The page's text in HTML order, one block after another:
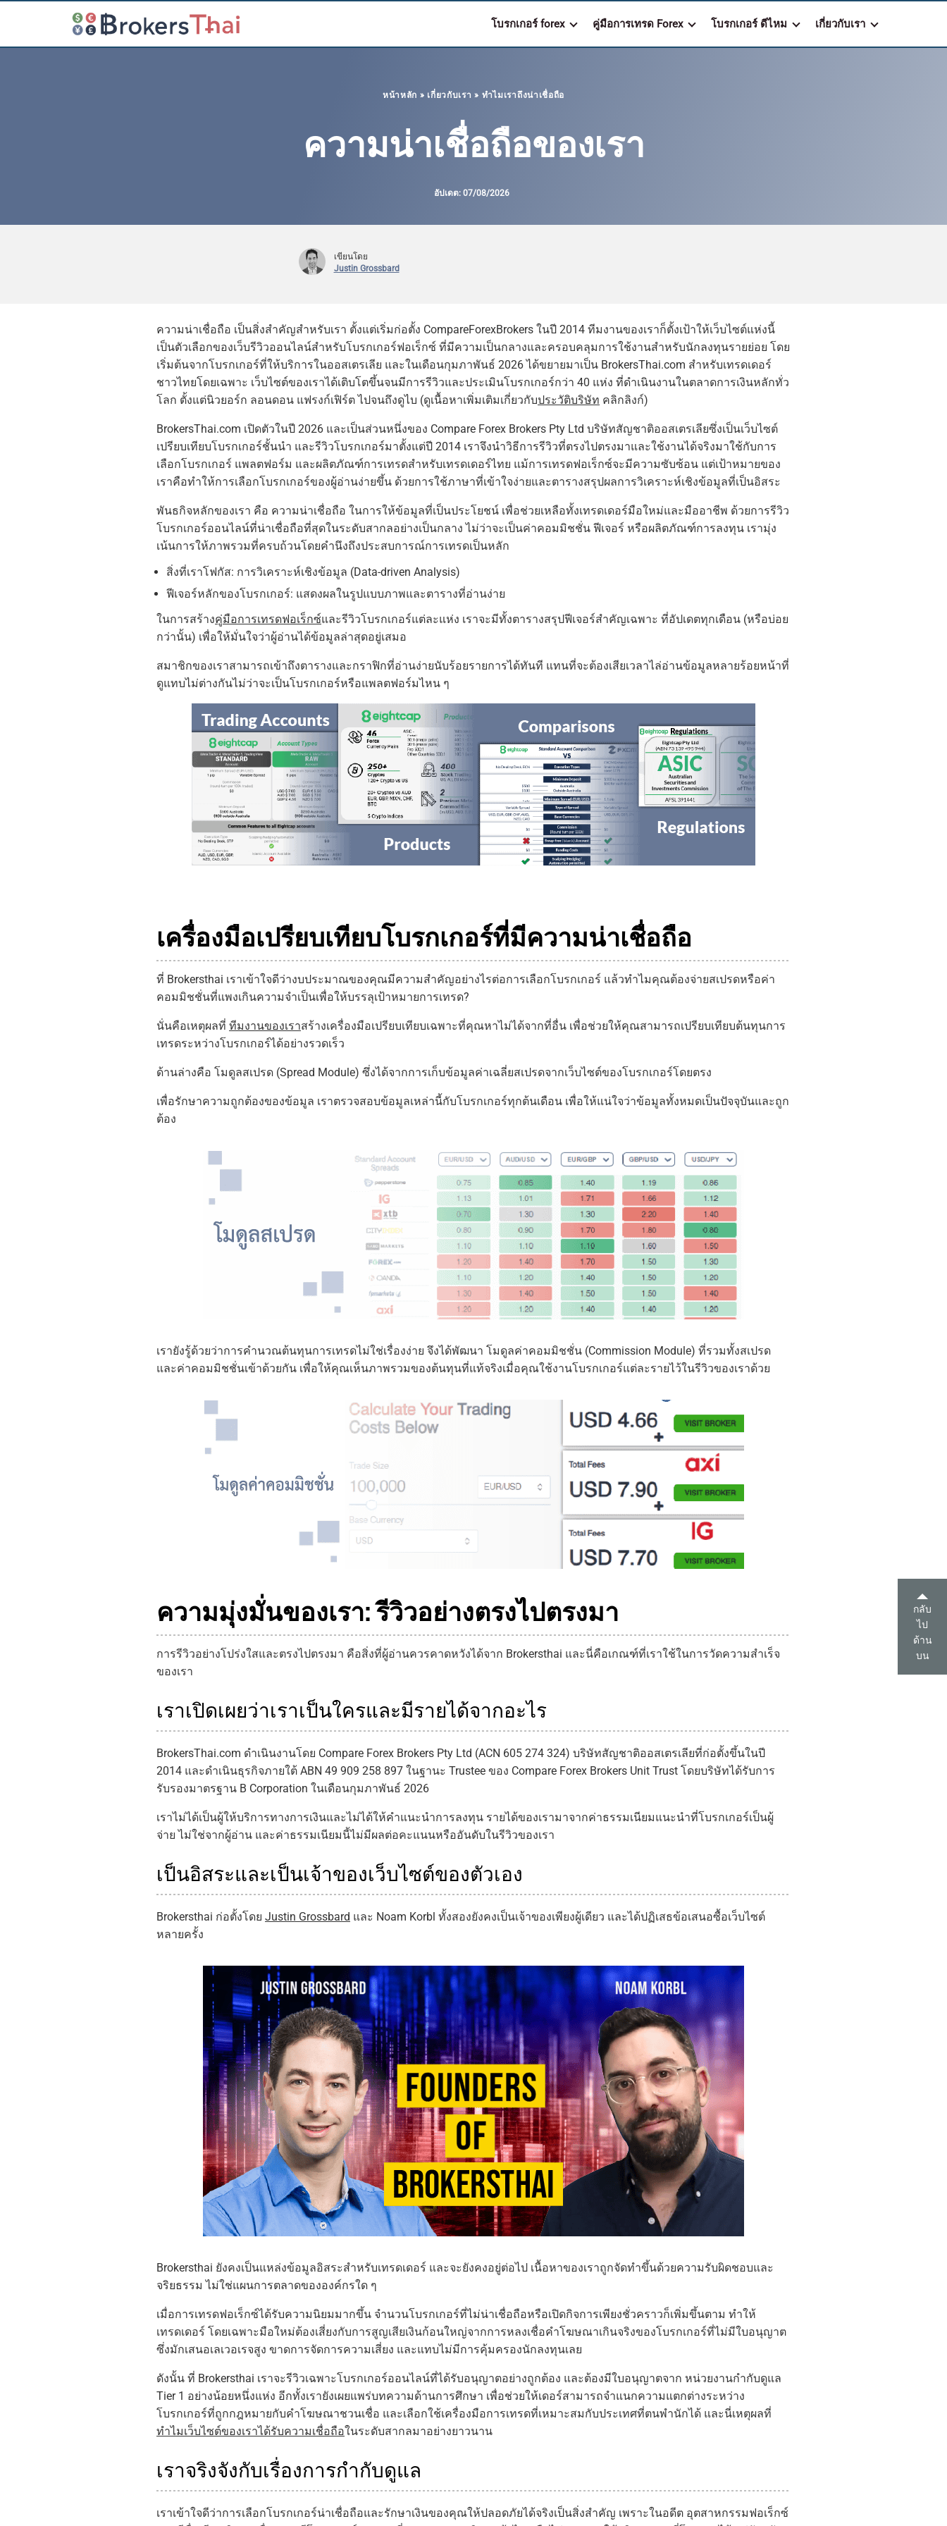
โบรกเกอร์ forex คู่มือการเทรด Forex โบรกเกอร์ ดีไหม เกี่ยวกับเรา
หน้าหลัก » เกี่ยวกับเรา » ทำไมเราถึงน่าเชื่อถือ
ความน่าเชื่อถือของเรา
อัปเดต: 07/08/2026
เขียนโดย
Justin Grossbard
ความน่าเชื่อถือ เป็นสิ่งสำคัญสำหรับเรา ตั้งแต่เริ่มก่อตั้ง CompareForexBrokers ในปี 2014 ทีมงานของเราก็ตั้งเป้าให้เว็บไซต์แห่งนี้
เป็นตัวเลือกของเว็บรีวิวออนไลน์สำหรับโบรกเกอร์ฟอเร็กซ์ ที่มีความเป็นกลางและครอบคลุมการใช้งานสำหรับนักลงทุนรายย่อย โดย
เริ่มต้นจากโบรกเกอร์ที่ให้บริการในออสเตรเลีย และในเดือนกุมภาพันธ์ 2026 ได้ขยายมาเป็น BrokersThai.com สำหรับเทรดเดอร์
ชาวไทยโดยเฉพาะ เว็บไซต์ของเราได้เติบโตขึ้นจนมีการรีวิวและประเมินโบรกเกอร์กว่า 40 แห่ง ที่ดำเนินงานในตลาดการเงินหลักทั่ว
โลก ตั้งแต่นิวยอร์ก ลอนดอน แฟรงก์เฟิร์ต ไปจนถึงดูไบ (ดูเนื้อหาเพิ่มเติมเกี่ยวกับประวัติบริษัท คลิกลิงก์)
BrokersThai.com เปิดตัวในปี 2026 และเป็นส่วนหนึ่งของ Compare Forex Brokers Pty Ltd บริษัทสัญชาติออสเตรเลียซึ่งเป็นเว็บไซต์
เปรียบเทียบโบรกเกอร์ชั้นนำ และรีวิวโบรกเกอร์มาตั้งแต่ปี 2014 เราจึงนำวิธีการรีวิวที่ตรงไปตรงมาและใช้งานได้จริงมาใช้กับการ
เลือกโบรกเกอร์ แพลตฟอร์ม และผลิตภัณฑ์การเทรดสำหรับเทรดเดอร์ไทย แม้การเทรดฟอเร็กซ์จะมีความซับซ้อน แต่เป้าหมายของ
เราคือทำให้การเลือกโบรกเกอร์ของผู้อ่านง่ายขึ้น ด้วยการใช้ภาษาที่เข้าใจง่ายและตารางสรุปผลการวิเคราะห์เชิงข้อมูลที่เป็นอิสระ
พันธกิจหลักของเรา คือ ความน่าเชื่อถือ ในการให้ข้อมูลที่เป็นประโยชน์ เพื่อช่วยเหลือทั้งเทรดเดอร์มือใหม่และมืออาชีพ ด้วยการรีวิว
โบรกเกอร์ออนไลน์ที่น่าเชื่อถือที่สุดในระดับสากลอย่างเป็นกลาง ไม่ว่าจะเป็นค่าคอมมิชชั่น ฟีเจอร์ หรือผลิตภัณฑ์การลงทุน เรามุ่ง
เน้นการให้ภาพรวมที่ครบถ้วนโดยคำนึงถึงประสบการณ์การเทรดเป็นหลัก
สิ่งที่เราโฟกัส: การวิเคราะห์เชิงข้อมูล (Data-driven Analysis)
ฟีเจอร์หลักของโบรกเกอร์: แสดงผลในรูปแบบภาพและตารางที่อ่านง่าย
ในการสร้างคู่มือการเทรดฟอเร็กซ์และรีวิวโบรกเกอร์แต่ละแห่ง เราจะมีทั้งตารางสรุปฟีเจอร์สำคัญเฉพาะ ที่อัปเดตทุกเดือน (หรือบ่อย
กว่านั้น) เพื่อให้มั่นใจว่าผู้อ่านได้ข้อมูลล่าสุดอยู่เสมอ
สมาชิกของเราสามารถเข้าถึงตารางและกราฟิกที่อ่านง่ายนับร้อยรายการได้ทันที แทนที่จะต้องเสียเวลาไล่อ่านข้อมูลหลายร้อยหน้าที่
ดูแทบไม่ต่างกันไม่ว่าจะเป็นโบรกเกอร์หรือแพลตฟอร์มไหน ๆ
เครื่องมือเปรียบเทียบโบรกเกอร์ที่มีความน่าเชื่อถือ
ที่ Brokersthai เราเข้าใจดีว่างบประมาณของคุณมีความสำคัญอย่างไรต่อการเลือกโบรกเกอร์ แล้วทำไมคุณต้องจ่ายสเปรดหรือค่า
คอมมิชชั่นที่แพงเกินความจำเป็นเพื่อให้บรรลุเป้าหมายการเทรด?
นั่นคือเหตุผลที่ ทีมงานของเราสร้างเครื่องมือเปรียบเทียบเฉพาะที่คุณหาไม่ได้จากที่อื่น เพื่อช่วยให้คุณสามารถเปรียบเทียบต้นทุนการ
เทรดระหว่างโบรกเกอร์ได้อย่างรวดเร็ว
ด้านล่างคือ โมดูลสเปรด (Spread Module) ซึ่งได้จากการเก็บข้อมูลค่าเฉลี่ยสเปรดจากเว็บไซต์ของโบรกเกอร์โดยตรง
เพื่อรักษาความถูกต้องของข้อมูล เราตรวจสอบข้อมูลเหล่านี้กับโบรกเกอร์ทุกต้นเดือน เพื่อให้แน่ใจว่าข้อมูลทั้งหมดเป็นปัจจุบันและถูก
ต้อง
เรายังรู้ด้วยว่าการคำนวณต้นทุนการเทรดไม่ใช่เรื่องง่าย จึงได้พัฒนา โมดูลค่าคอมมิชชั่น (Commission Module) ที่รวมทั้งสเปรด
และค่าคอมมิชชั่นเข้าด้วยกัน เพื่อให้คุณเห็นภาพรวมของต้นทุนที่แท้จริงเมื่อคุณใช้งานโบรกเกอร์แต่ละรายไว้ในรีวิวของเราด้วย
ความมุ่งมั่นของเรา: รีวิวอย่างตรงไปตรงมา
การรีวิวอย่างโปร่งใสและตรงไปตรงมา คือสิ่งที่ผู้อ่านควรคาดหวังได้จาก Brokersthai และนี่คือเกณฑ์ที่เราใช้ในการวัดความสำเร็จ
ของเรา
เราเปิดเผยว่าเราเป็นใครและมีรายได้จากอะไร
BrokersThai.com ดำเนินงานโดย Compare Forex Brokers Pty Ltd (ACN 605 274 324) บริษัทสัญชาติออสเตรเลียที่ก่อตั้งขึ้นในปี
2014 และดำเนินธุรกิจภายใต้ ABN 49 909 258 897 ในฐานะ Trustee ของ Compare Forex Brokers Unit Trust โดยบริษัทได้รับการ
รับรองมาตรฐาน B Corporation ในเดือนกุมภาพันธ์ 2026
เราไม่ได้เป็นผู้ให้บริการทางการเงินและไม่ได้ให้คำแนะนำการลงทุน รายได้ของเรามาจากค่าธรรมเนียมแนะนำที่โบรกเกอร์เป็นผู้
จ่าย ไม่ใช่จากผู้อ่าน และค่าธรรมเนียมนี้ไม่มีผลต่อคะแนนหรืออันดับในรีวิวของเรา
เป็นอิสระและเป็นเจ้าของเว็บไซต์ของตัวเอง
Brokersthai ก่อตั้งโดย Justin Grossbard และ Noam Korbl ทั้งสองยังคงเป็นเจ้าของเพียงผู้เดียว และได้ปฏิเสธข้อเสนอซื้อเว็บไซต์
หลายครั้ง
Brokersthai ยังคงเป็นแหล่งข้อมูลอิสระสำหรับเทรดเดอร์ และจะยังคงอยู่ต่อไป เนื้อหาของเราถูกจัดทำขึ้นด้วยความรับผิดชอบและ
จริยธรรม ไม่ใช่แผนการตลาดขององค์กรใด ๆ
เมื่อการเทรดฟอเร็กซ์ได้รับความนิยมมากขึ้น จำนวนโบรกเกอร์ที่ไม่น่าเชื่อถือหรือเปิดกิจการเพียงชั่วคราวก็เพิ่มขึ้นตาม ทำให้
เทรดเดอร์ โดยเฉพาะมือใหม่ต้องเสี่ยงกับการสูญเสียเงินก้อนใหญ่จากการหลงเชื่อคำโฆษณาเกินจริงของโบรกเกอร์ที่ไม่มีใบอนุญาต
ซึ่งมักเสนอเลเวอเรจสูง ขาดการจัดการความเสี่ยง และแทบไม่มีการคุ้มครองนักลงทุนเลย
ดังนั้น ที่ Brokersthai เราจะรีวิวเฉพาะโบรกเกอร์ออนไลน์ที่ได้รับอนุญาตอย่างถูกต้อง และต้องมีใบอนุญาตจาก หน่วยงานกำกับดูแล
Tier 1 อย่างน้อยหนึ่งแห่ง อีกทั้งเรายังเผยแพร่บทความด้านการศึกษา เพื่อช่วยให้เดอร์สามารถจำแนกความแตกต่างระหว่าง
โบรกเกอร์ที่ถูกกฎหมายกับคำโฆษณาชวนเชื่อ และเลือกใช้เครื่องมือการเทรดที่เหมาะสมกับประเทศที่ตนพำนักได้ และนี่เหตุผลที่
ทำไมเว็บไซต์ของเราได้รับความเชื่อถือในระดับสากลมาอย่างยาวนาน
เราจริงจังกับเรื่องการกำกับดูแล
เราเข้าใจดีว่าการเลือกโบรกเกอร์น่าเชื่อถือและรักษาเงินของคุณให้ปลอดภัยได้จริงเป็นสิ่งสำคัญ เพราะในอดีต อุตสาหกรรมฟอเร็กซ์
กลับ
ไป
ด้าน
บน